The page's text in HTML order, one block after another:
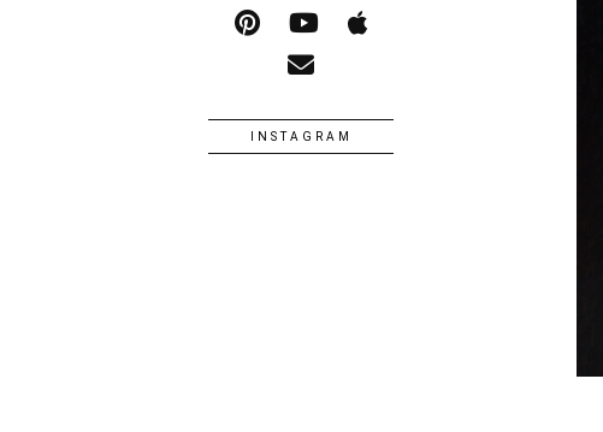
INSTAGRAM